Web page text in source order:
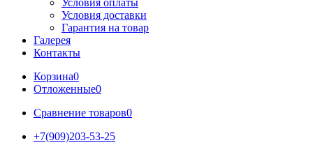
Условия оплаты
Условия доставки
Гарантия на товар
Галерея
Контакты
Корзина0
Отложенные0
Сравнение товаров0
+7(909)203-53-25